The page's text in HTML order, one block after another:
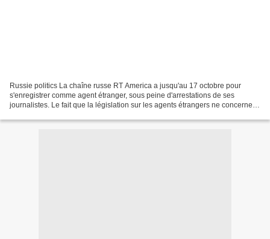
Russie politics La chaîne russe RT America a jusqu'au 17 octobre pour
s'enregistrer comme agent étranger, sous peine d'arrestations de ses
journalistes. Le fait que la législation sur les agents étrangers ne concerne